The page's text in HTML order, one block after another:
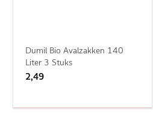
Dumil Bio Avalzakken 140
Liter 3 Stuks
2,49